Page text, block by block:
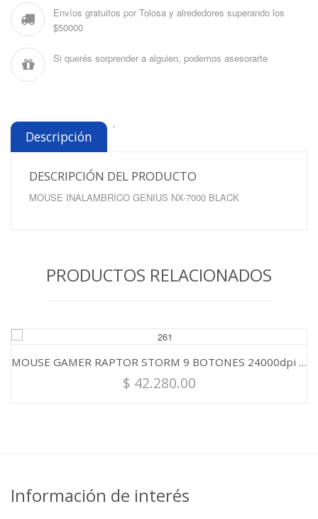
Envíos gratuitos por Tolosa y alrededores superando los
$50000
Si querés sorprender a alguien, podemos asesorarte
Descripción '
DESCRIPCIÓN DEL PRODUCTO
MOUSE INALAMBRICO GENIUS NX-7000 BLACK
PRODUCTOS RELACIONADOS
MOUSE INALAMBRICO NETMAK OPTIMIZE M680 NEGRO
$10.796.50
Información de interés